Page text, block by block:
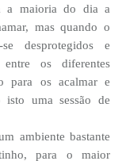
a maioria do dia a
mas quando o
desprotegidos e
entre os diferentes
para os acalmar e
uma sessão de
ambiente bastante
para o maior